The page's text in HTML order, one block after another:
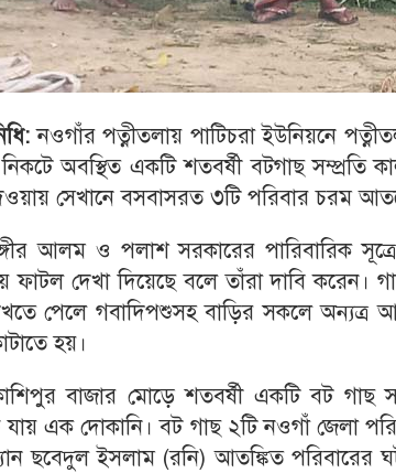
নওগাঁর পত্নীতলায় পাটিচরা ইউনিয়নে
অবস্থিত একটি শতবর্ষী বটগাছ সম্প্রতি
সেখানে বসবাসরত ৩টি পরিবার চরম
আলম ও পলাশ সরকারের পারিবারিক
ফাটল দেখা দিয়েছে বলে তাঁরা দাবি করেন।
পেলে গবাদিপশুসহ বাড়ির সকলে অন্যত্র
হয়।
বাজার মোড়ে শতবর্ষী একটি বট গাছ
যায় এক দোকানি। বট গাছ ২টি নওগাঁ জেলা
ছবেদুল ইসলাম (রনি) আতঙ্কিত পরিবারের